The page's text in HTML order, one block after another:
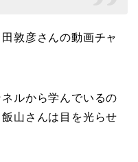
敦彦さんの動画チャ
ルから学んでいるの
山さんは目を光らせ